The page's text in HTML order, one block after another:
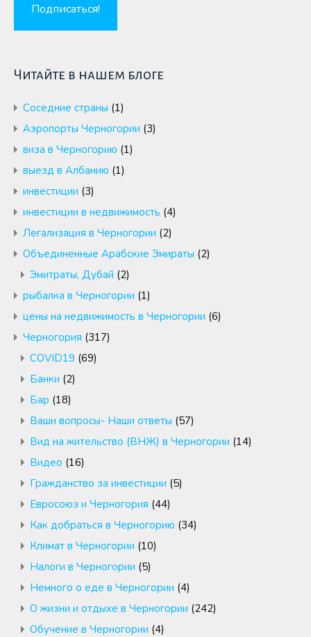
Читайте в нашем блоге
Cоседние страны (1)
Аэропорты Черногории (3)
виза в Черногорию (1)
выезд в Албанию (1)
инвестиции (3)
инвестиции в недвижимость (4)
Легализация в Черногории (2)
Объединенные Арабские Эмираты (2)
Эмитраты, Дубай (2)
рыбалка в Черногории (1)
цены на недвижимость в Черногории (6)
Черногория (317)
COVID19 (69)
Банки (2)
Бар (18)
Ваши вопросы- Наши ответы (57)
Вид на жительство (ВНЖ) в Черногории (14)
Видео (16)
Гражданство за инвестиции (5)
Евросоюз и Черногория (44)
Как добраться в Черногорию (34)
Климат в Черногории (10)
Налоги в Черногории (5)
Немного о еде в Черногории (4)
О жизни и отдыхе в Черногории (242)
Обучение в Черногории (4)